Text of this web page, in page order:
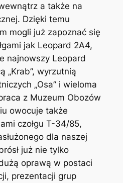
a także na
Dzięki temu
mogli już zapoznać się
jak Leopard 2A4,
najnowszy Leopard
„Krab”, wyrzutnią
„Osa” i wieloma
z Muzeum Obozów
owocuje także
czołgu T-34/85,
dla naszej
już nie tylko
oprawą w postaci
prezentacji grup